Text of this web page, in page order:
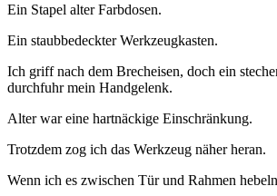
Ein Stapel alter Farbdosen.
Ein staubbedeckter Werkzeugkasten.
Ich griff nach dem Brecheisen, doch ein
durchfuhr mein Handgelenk.
Alter war eine hartnäckige Einschränkung.
Trotzdem zog ich das Werkzeug näher heran.
Wenn ich es zwischen Tür und Rahmen